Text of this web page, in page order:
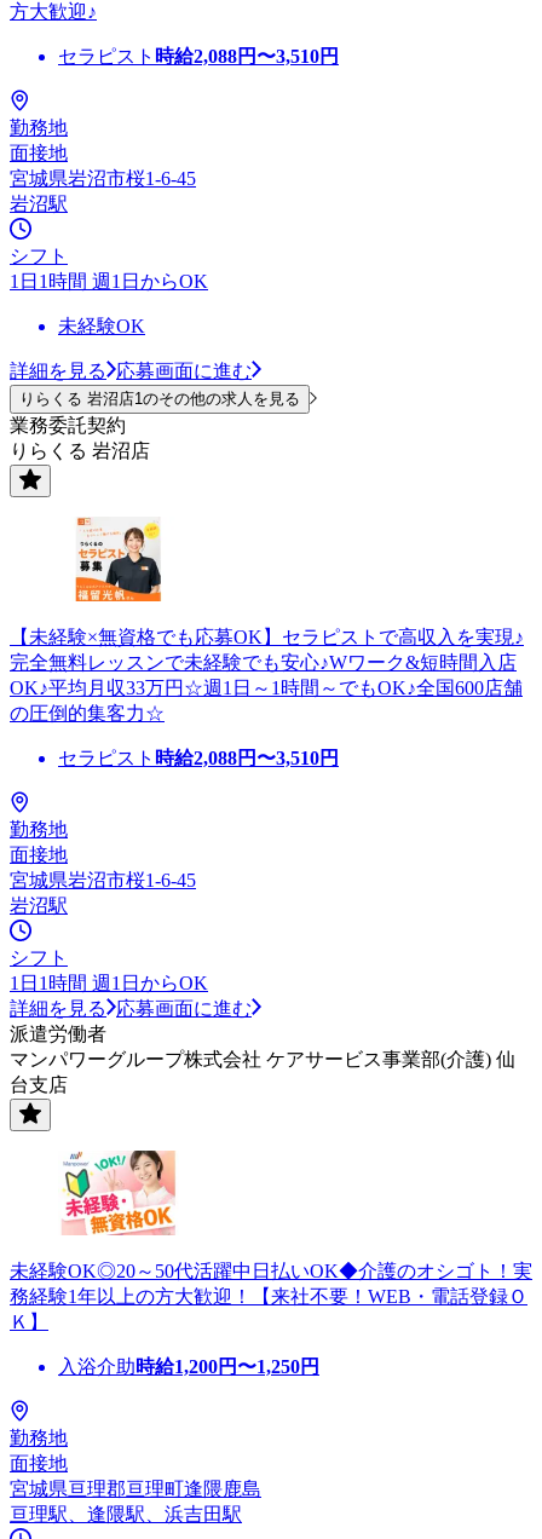
方大歓迎♪
セラピスト 時給2,088円〜3,510円
勤務地
面接地
宮城県岩沼市桜1-6-45
岩沼駅
シフト
1日1時間 週1日からOK
未経験OK
詳細を見る 応募画面に進む
りらくる 岩沼店1のその他の求人を見る
業務委託契約
りらくる 岩沼店
【未経験×無資格でも応募OK】セラピストで高収入を実現♪
完全無料レッスンで未経験でも安心♪Wワーク&短時間入店
OK♪平均月収33万円☆週1日～1時間～でもOK♪全国600店舗
の圧倒的集客力☆
セラピスト 時給2,088円〜3,510円
勤務地
面接地
宮城県岩沼市桜1-6-45
岩沼駅
シフト
1日1時間 週1日からOK
詳細を見る
応募画面に進む
派遣労働者
マンパワーグループ株式会社 ケアサービス事業部(介護) 仙
台支店
未経験OK◎20～50代活躍中日払いOK◆介護のオシゴト！実
務経験1年以上の方大歓迎！【来社不要！WEB・電話登録Ｏ
Ｋ】
入浴介助時給1,200円〜1,250円
勤務地
面接地
宮城県亘理郡亘理町逢隈鹿島
亘理駅、逢隈駅、浜吉田駅